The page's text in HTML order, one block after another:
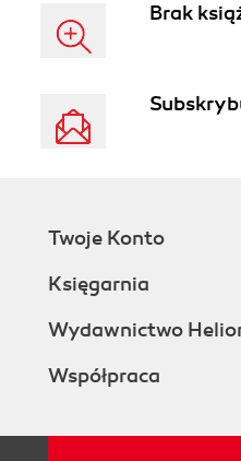
Brak
Twoje Konto
Księgarnia
Wydawnictwo
Współpraca